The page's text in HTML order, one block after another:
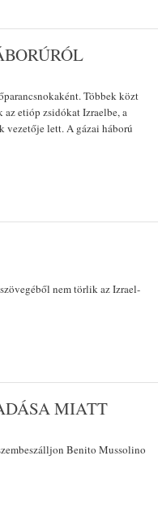
Többek közt
etióp zsidókat Izraelbe, a
vezetője lett. A gázai háború
nem törlik az Izrael-
MIATT
Benito Mussolino